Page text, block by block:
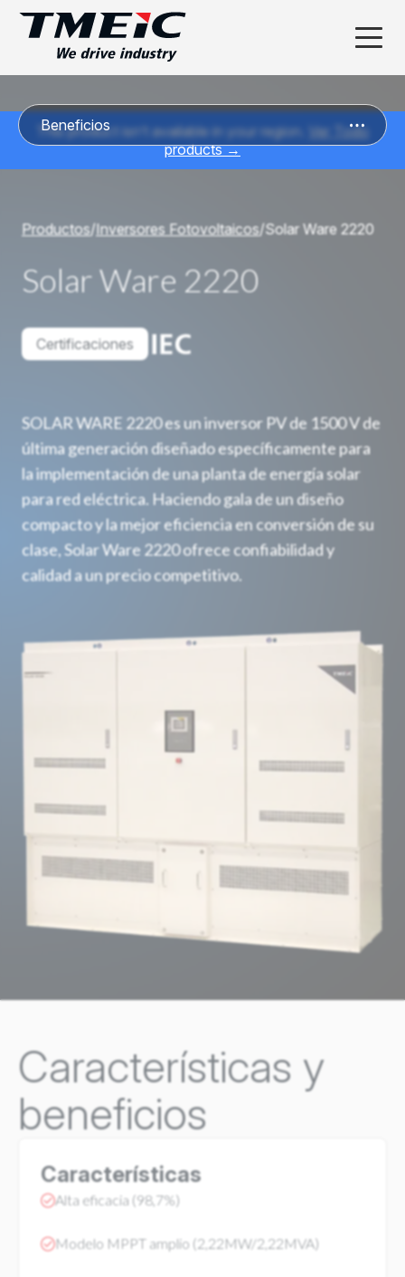
This product isn’t available in your region.
Ver Todo
products →
Beneficios
Productos/Inversores Fotovoltaicos/Solar Ware 2220
Solar Ware 2220
Certificaciones
SOLAR WARE 2220 es un inversor PV de 1500 V de
última generación diseñado específicamente para
la implementación de una planta de energía solar
para red eléctrica. Haciendo gala de un diseño
compacto y la mejor eficiencia en conversión de su
clase, Solar Ware 2220 ofrece confiabilidad y
calidad a un precio competitivo.
Características y
beneficios
Características
Alta eficacia (98,7%)
Modelo MPPT amplio (2,22MW/2,22MVA)